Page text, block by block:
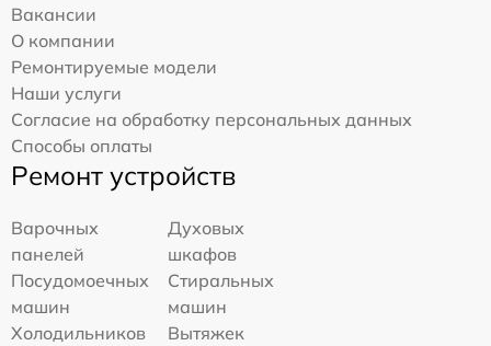
Вакансии
О компании
Ремонтируемые модели
Наши услуги
Согласие на обработку персональных данных
Способы оплаты
Ремонт устройств
Варочных
панелей
Духовых
шкафов
Посудомоечных
машин
Стиральных
машин
Холодильников
Вытяжек